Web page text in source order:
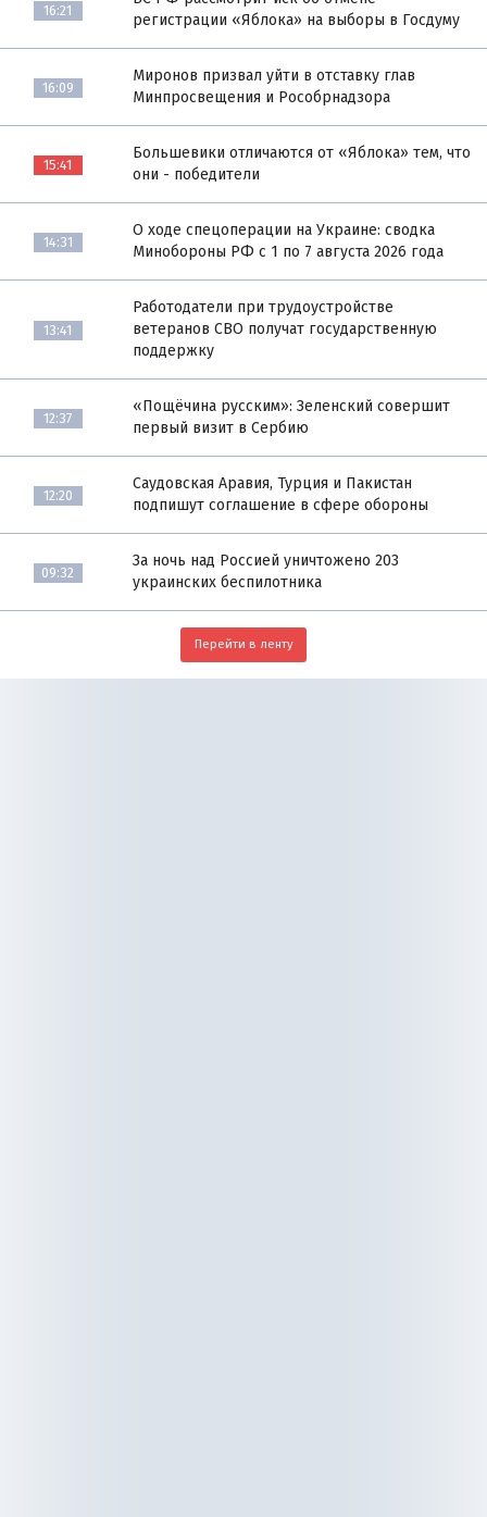
16:21
регистрации «Яблока» на выборы в Госдуму
16:09
Миронов призвал уйти в отставку глав
Минпросвещения и Рособрнадзора
15:41
Большевики отличаются от «Яблока» тем, что
они - победители
14:31
О ходе спецоперации на Украине: сводка
Минобороны РФ с 1 по 7 августа 2026 года
13:41
Работодатели при трудоустройстве
ветеранов СВО получат государственную
поддержку
12:37
«Пощёчина русским»: Зеленский совершит
первый визит в Сербию
12:20
Саудовская Аравия, Турция и Пакистан
подпишут соглашение в сфере обороны
09:32
За ночь над Россией уничтожено 203
украинских беспилотника
Перейти в ленту